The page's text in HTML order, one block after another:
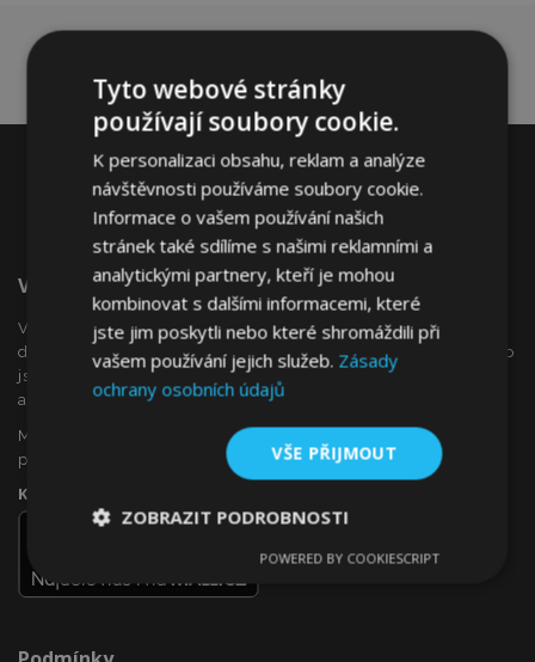
Vítejte Na VTVauto.cz
VTVauto je maloobchodním prodejcem a velkoobchodním
dodavatelem autopříslušenství a autodoplňků v Evropě, jako
jsou např .: ozdobné kryty kol (poklice), okenní deflektory,
autopotahy, autorohože, chromové kryty a rámy, ...
Máte zájem o dropshipping, nebo se chcete stát naším
partnerem?
Kontaktujte nás ještě dnes!
Tyto webové stránky
používají soubory cookie.
K personalizaci obsahu, reklam a analýze
návštěvnosti používáme soubory cookie.
Informace o vašem používání našich
stránek také sdílíme s našimi reklamními a
analytickými partnery, kteří je mohou
kombinovat s dalšími informacemi, které
jste jim poskytli nebo které shromáždili při
vašem používání jejich služeb. Zásady
ochrany osobních údajů
VŠE PŘIJMOUT
ZOBRAZIT PODROBNOSTI
nutné
Výkonové
soubory
Soubory
POWERED BY COOKIESCRIPT